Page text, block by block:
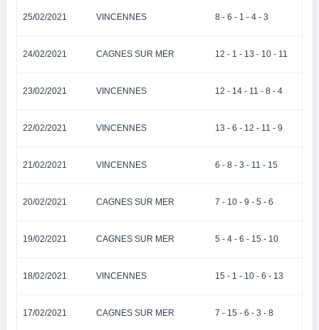
25/02/2021 VINCENNES 8 - 6 - 1 - 4 - 3
24/02/2021 CAGNES SUR MER 12 - 1 - 13 - 10 - 11
23/02/2021 VINCENNES 12 - 14 - 11 - 8 - 4
22/02/2021 VINCENNES 13 - 6 - 12 - 11 - 9
21/02/2021 VINCENNES 6 - 8 - 3 - 11 - 15
20/02/2021 CAGNES SUR MER 7 - 10 - 9 - 5 - 6
19/02/2021 CAGNES SUR MER 5 - 4 - 6 - 15 - 10
18/02/2021 VINCENNES 15 - 1 - 10 - 6 - 13
17/02/2021 CAGNES SUR MER 7 - 15 - 6 - 3 - 8